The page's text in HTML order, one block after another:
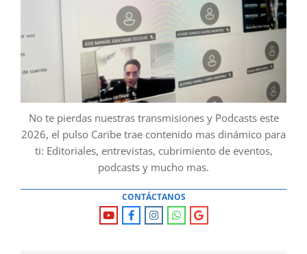
No te pierdas nuestras transmisiones y Podcasts este
2026, el pulso Caribe trae contenido mas dinámico para
ti: Editoriales, entrevistas, cubrimiento de eventos,
podcasts y mucho mas.
CONTÁCTANOS